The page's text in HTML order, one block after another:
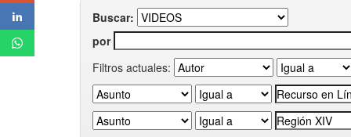
Buscar:
por
Filtros actuales: